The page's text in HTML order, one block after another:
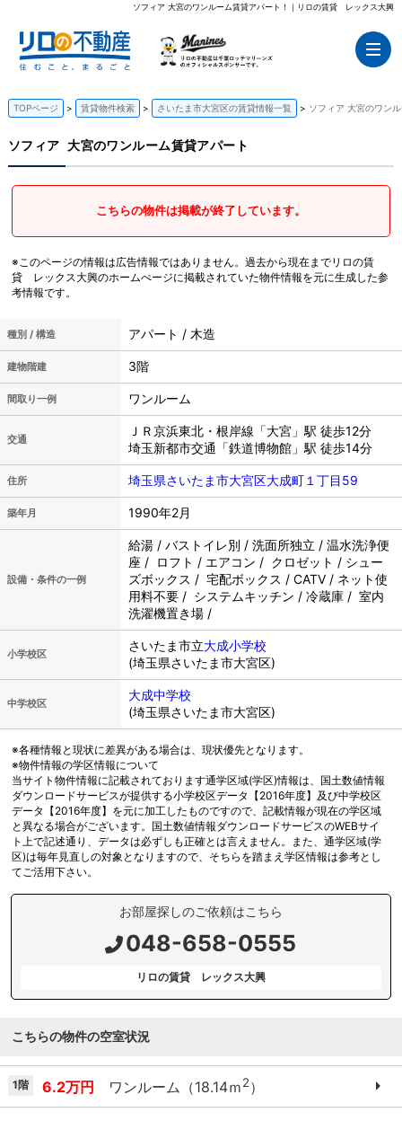
ソフィア 大宮のワンルーム賃貸アパート！｜リロの賃貸 レックス大興
TOPページ 賃貸物件検索 さいたま市大宮区の賃貸情報一覧 ソフィア 大宮のワン
ソフィア 大宮のワンルーム賃貸アパート
こちらの物件は掲載が終了しています。
※このページの情報は広告情報ではありません。過去から現在までリロの賃
貸 レックス大興のホームぺージに掲載されていた物件情報を元に生成した参
考情報です。
種別 / 構造 アパート / 木造
建物階建 3階
間取り一例 ワンルーム
交通
ＪＲ京浜東北・根岸線「大宮」駅 徒歩12分
埼玉新都市交通「鉄道博物館」駅 徒歩14分
住所 埼玉県さいたま市大宮区大成町１丁目59
築年月 1990年2月
設備・条件の一例
給湯 / バストイレ別 / 洗面所独立 / 温水洗浄便
座 / ロフト / エアコン / クロゼット / シュー
ズボックス / 宅配ボックス / CATV / ネット使
用料不要 / システムキッチン / 冷蔵庫 / 室内
洗濯機置き場 /
小学校区
さいたま市立大成小学校
(埼玉県さいたま市大宮区)
中学校区
大成中学校
(埼玉県さいたま市大宮区)
※各種情報と現状に差異がある場合は、現状優先となります。
※物件情報の学区情報について
当サイト物件情報に記載されております通学区域(学区)情報は、国土数値情報
ダウンロードサービスが提供する小学校区データ【2016年度】及び中学校区
データ【2016年度】を元に加工したものですので、記載情報が現在の学区域
と異なる場合がございます。国土数値情報ダウンロードサービスのWEBサイ
ト上で記述通り、データは必ずしも正確とは言えません。また、通学区域(学
区)は毎年見直しの対象となりますので、そちらを踏まえ学区情報は参考とし
てご活用下さい。
お部屋探しのご依頼はこちら
048-658-0555
リロの賃貸 レックス大興
こちらの物件の空室状況
1階 6.2万円 ワンルーム（18.14ｍ2）